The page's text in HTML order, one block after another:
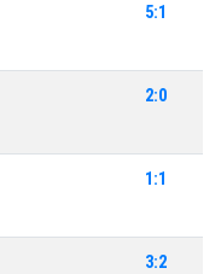
5:1
2:0
1:1
3:2